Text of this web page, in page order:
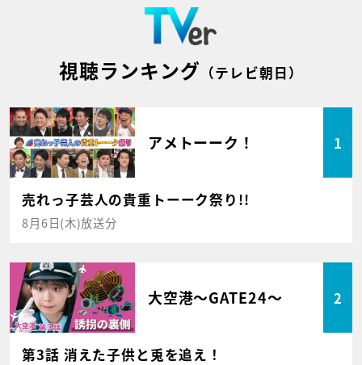
視聴ランキング （テレビ朝日）
アメトーーク！ 1
売れっ子芸人の貴重トーーク祭り!!
8月6日(木)放送分
大空港～GATE24～ 2
第3話 消えた子供と兎を追え！